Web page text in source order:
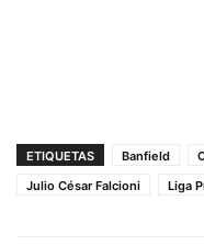
ETIQUETAS Banfield
Julio César Falcioni
Liga